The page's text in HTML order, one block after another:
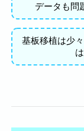
データも問
基板移植は少